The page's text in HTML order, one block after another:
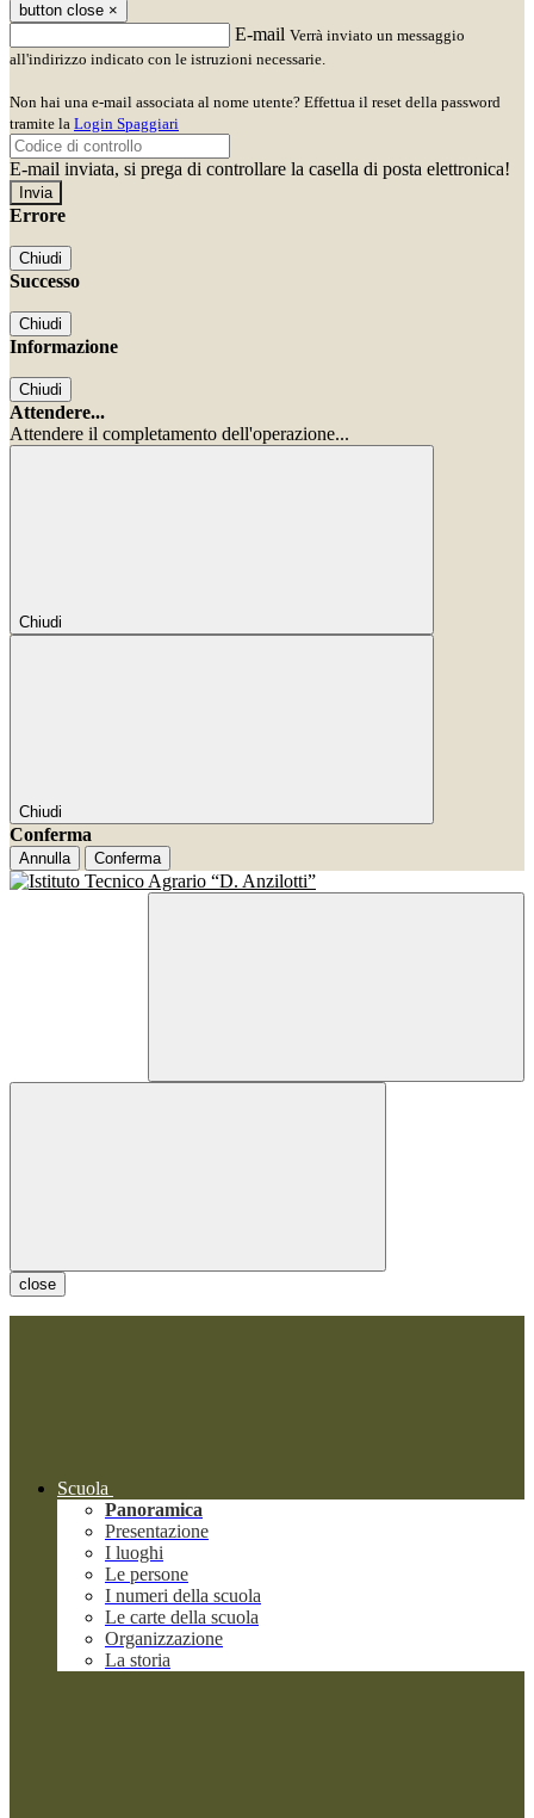
button close ×
E-mail Verrà inviato un messaggio
all'indirizzo indicato con le istruzioni necessarie.
Non hai una e-mail associata al nome utente? Effettua il reset della password
tramite la Login Spaggiari
E-mail inviata, si prega di controllare la casella di posta elettronica!
Errore
Chiudi
Successo
Chiudi
Informazione
Chiudi
Attendere...
Attendere il completamento dell'operazione...
Chiudi
Chiudi
Conferma
Annulla Conferma
close
Scuola
Panoramica
Presentazione
I luoghi
Le persone
I numeri della scuola
Le carte della scuola
Organizzazione
La storia